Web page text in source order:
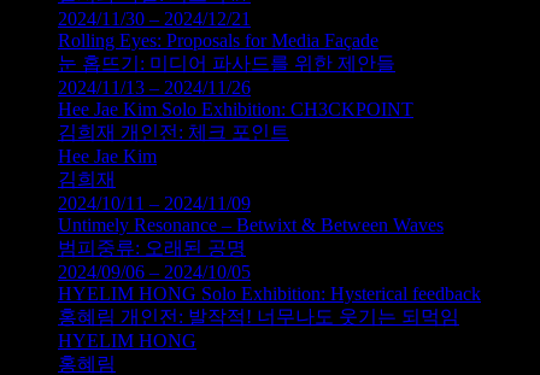
2024/11/30 – 2024/12/21
Rolling Eyes: Proposals for Media Façade
눈 홉뜨기: 미디어 파사드를 위한 제안들
2024/11/13 – 2024/11/26
Hee Jae Kim Solo Exhibition: CH3CKPOINT
김희재 개인전: 체크 포인트
Hee Jae Kim
김희재
2024/10/11 – 2024/11/09
Untimely Resonance – Betwixt & Between Waves
범피중류: 오래된 공명
2024/09/06 – 2024/10/05
HYELIM HONG Solo Exhibition: Hysterical feedback
홍혜림 개인전: 발작적! 너무나도 웃기는 되먹임
HYELIM HONG
홍혜림